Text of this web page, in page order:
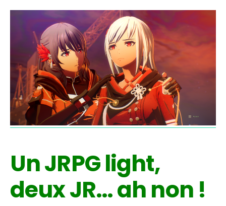
Un JRPG light,
deux JR… ah non !